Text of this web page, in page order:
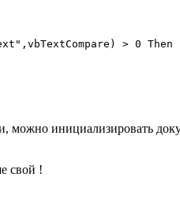
можно инициализировать
свой !